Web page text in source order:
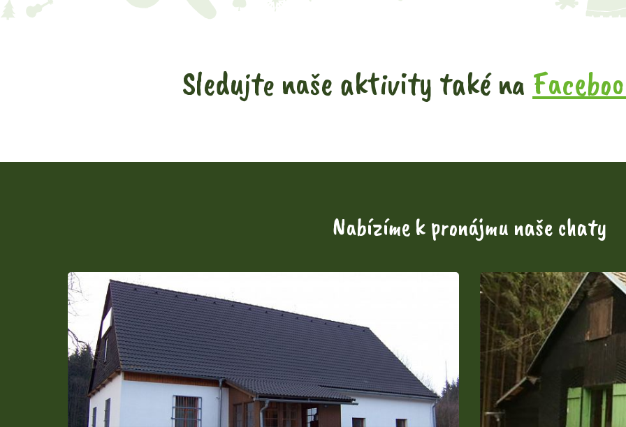
Sledujte naše aktivity také na
Nabízíme k pronájmu naše chaty